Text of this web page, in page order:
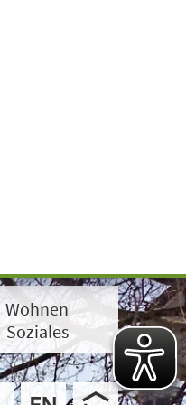
Wohnen
Soziales